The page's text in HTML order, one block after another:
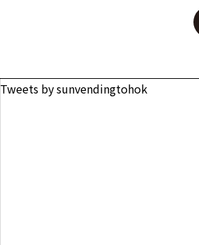
Tweets by sunvendingtohok